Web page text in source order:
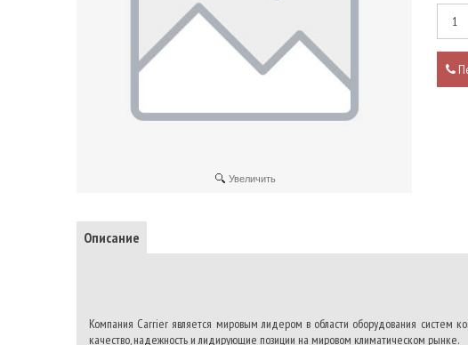
Увеличить
Описание
Компания Carrier является мировым лидером в области оборудования систем
качество, надежность и лидирующие позиции на мировом климатическом рынке.